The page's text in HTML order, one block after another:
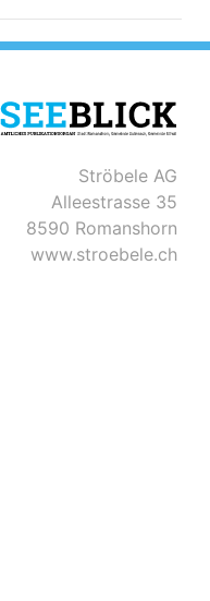
Ströbele AG
Alleestrasse 35
8590 Romanshorn
www.stroebele.ch